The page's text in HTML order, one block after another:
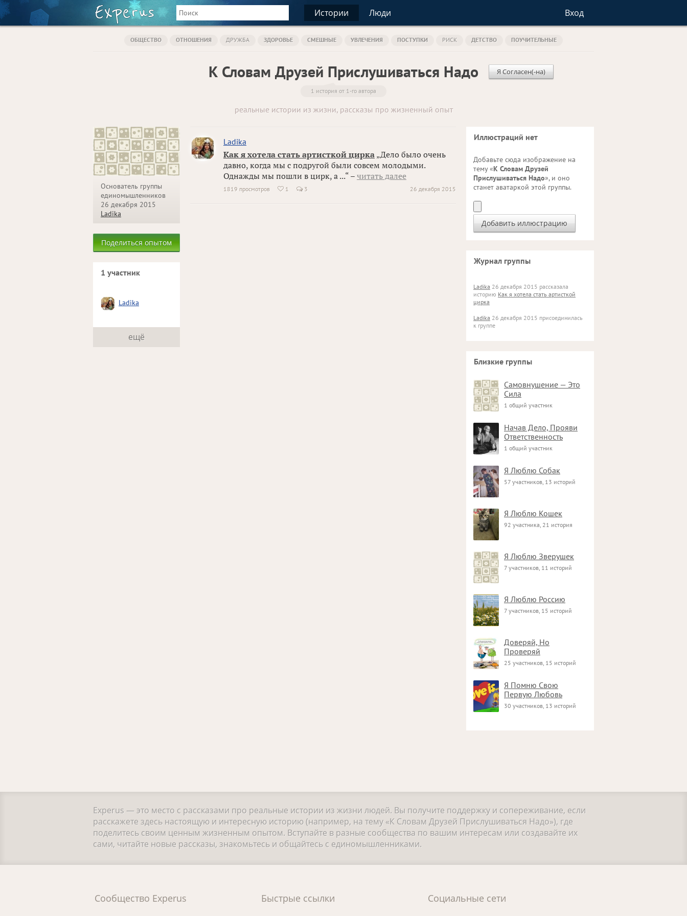
Истории Люди Вход
ОБЩЕСТВО ОТНОШЕНИЯ ДРУЖБА ЗДОРОВЬЕ СМЕШНЫЕ УВЛЕЧЕНИЯ ПОСТУПКИ РИСК ДЕТСТВО ПОУЧИТЕЛЬНЫЕ
К Словам Друзей Прислушиваться Надо Я Согласен(-на)
1 история от 1-го автора
реальные истории из жизни, рассказы про жизненный опыт
Основатель группы
единомышленников
26 декабря 2015
Ladika
Поделиться опытом
1 участник
Ladika
ещё
Ladika
Как я хотела стать артисткой цирка „Дело было очень
давно, когда мы с подругой были совсем молодыми.
Однажды мы пошли в цирк, а ...“ – читать далее
26 декабря 2015
1819 просмотров  1 3
Иллюстраций нет
Добавьте сюда изображение на
тему «К Словам Друзей
Прислушиваться Надо», и оно
станет аватаркой этой группы.
Журнал группы
Ladika 26 декабря 2015 рассказала
историю Как я хотела стать артисткой
цирка
Ladika 26 декабря 2015 присоединилась
к группе
Близкие группы
Самовнушение — Это
Сила
1 общий участник
Начав Дело, Прояви
Ответственность
1 общий участник
Я Люблю Собак
57 участников, 13 историй
Я Люблю Кошек
92 участника, 21 история
Я Люблю Зверушек
7 участников, 11 историй
Я Люблю Россию
7 участников, 15 историй
Доверяй, Но
Проверяй
25 участников, 15 историй
Я Помню Свою
Первую Любовь
30 участников, 13 историй
Experus — это место с рассказами про реальные истории из жизни людей. Вы получите поддержку и сопереживание, если
расскажете здесь настоящую и интересную историю (например, на тему «К Словам Друзей Прислушиваться Надо»), где
поделитесь своим ценным жизненным опытом. Вступайте в разные сообщества по вашим интересам или создавайте их
сами, читайте новые рассказы, знакомьтесь и общайтесь с единомышленниками.
Сообщество Experus Быстрые ссылки Социальные сети